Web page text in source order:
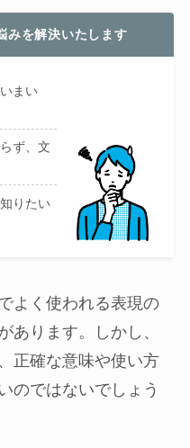
みを解決いたします
まい
ず、文
りたい
よく使われる表現の
あります。しかし、
正確な意味や使い方
のではないでしょう